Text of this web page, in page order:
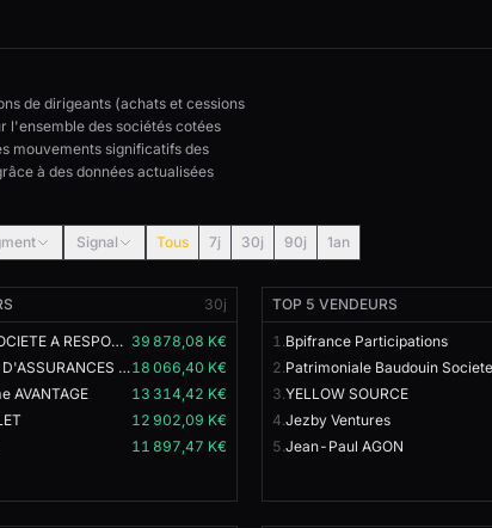
de dirigeants (achats et cessions
l'ensemble des sociétés cotées
mouvements significatifs des
à des données actualisées
Signal Tous 7j 30j 90j 1an
30j
DELFIN SARL SOCIETE A RESPONSABILITE LIMITEE, 39 878,08 K€
Smabtp Société D'ASSURANCES MUTUELLES18 066,40 K€
AVANTAGE
13 314,42 K€
12 902,09 K€
11 897,47 K€
TOP 5 VENDEURS
1.Bpifrance Participations
2.
3.YELLOW SOURCE
4.Jezby Ventures
5.Jean-Paul AGON